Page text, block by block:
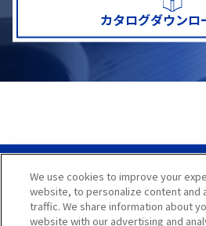
カタログダウンロ
サイトマップ
サイト利用案内
We use cookies to improve your
website, to personalize content and
traffic. We share information about
website with our advertising and